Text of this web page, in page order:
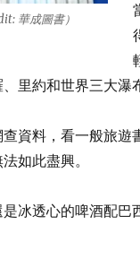
華成圖書）
里約和世界三大瀑
資料，看一般旅遊
如此盡興。
是冰透心的啤酒配